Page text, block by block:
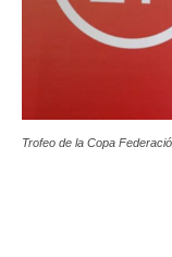
Trofeo de la Copa